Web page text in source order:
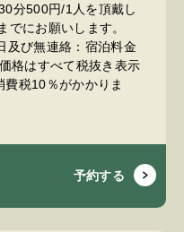
分500円/1人を頂戴し
でにお願いします。
及び無連絡：宿泊料金
格はすべて税抜き表示
税10％がかかりま
予約する